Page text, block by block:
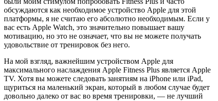
обсуждаются как необходимое устройство Apple для этой
платформы, я не считаю его абсолютно необходимым. Если у
вас есть Apple Watch, это значительно повышает вашу
мотивацию, но это не означает, что вы не можете получать
удовольствие от тренировок без него.
На мой взгляд, важнейшим устройством Apple для
максимального наслаждения Apple Fitness Plus является Apple
TV. Хотя вы можете следовать занятиям на iPhone или iPad,
щуриться на маленький экран, который в любом случае будет
довольно далеко от вас во время тренировки, — не лучший